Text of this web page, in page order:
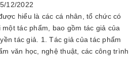
12/2022
hiểu là các cá nhân, tổ chức có
tác phẩm, bao gồm tác giả của
tác giả. 1. Tác giả của tác phẩm
văn học, nghệ thuật, các công trình